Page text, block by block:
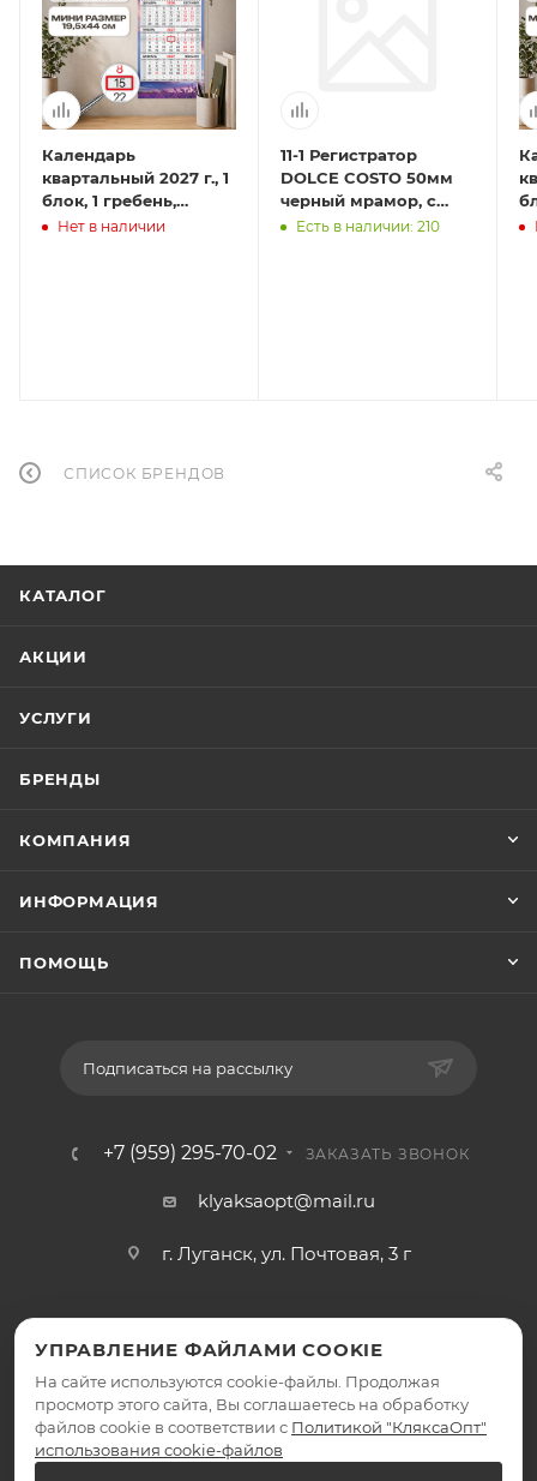
Календарь
квартальный 2027 г., 1
блок, 1 гребень,
бегунок, МИНИ,
Нет в наличии
11-1 Регистратор
DOLCE COSTO 50мм
черный мрамор, с
металлическим
Есть в наличии: 210
СПИСОК БРЕНДОВ
КАТАЛОГ
АКЦИИ
УСЛУГИ
БРЕНДЫ
КОМПАНИЯ
ИНФОРМАЦИЯ
ПОМОЩЬ
Подписаться на рассылку
+7 (959) 295-70-02 ЗАКАЗАТЬ ЗВОНОК
klyaksaopt@mail.ru
г. Луганск, ул. Почтовая, 3 г
2026 © КляксаОпт - интернет-магазин
УПРАВЛЕНИЕ ФАЙЛАМИ COOKIE
На сайте используются cookie-файлы. Продолжая
просмотр этого сайта, Вы соглашаетесь на обработку
файлов cookie в соответствии с Политикой "КляксаОпт"
использования cookie-файлов